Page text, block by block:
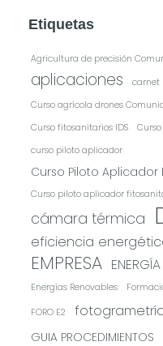
Etiquetas
Agricultura de precisión
aplicaciones carnet
Curso agrícola drones
Curso fitosanitarios IDS
curso piloto aplicador
Curso Piloto Aplicador
Curso piloto aplicador
cámara térmica
eficiencia
EMPRESA ENERGÍA
Energías Renovables
FORO E2
GUIA PROCEDIMIENTOS